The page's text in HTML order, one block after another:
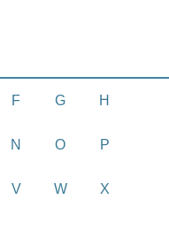
F G H
N O P
V W X